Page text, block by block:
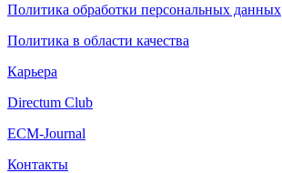
Политика обработки персональных данных
Политика в области качества
Карьера
Directum Club
ECM-Journal
Контакты